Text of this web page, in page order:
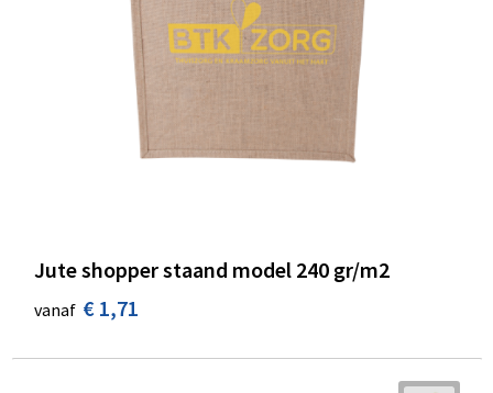
Jute shopper staand model 240 gr/m2
vanaf € 1,71